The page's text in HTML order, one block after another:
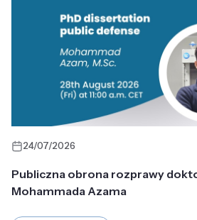
24/07/2026
Publiczna obrona rozprawy
Mohammada Azama